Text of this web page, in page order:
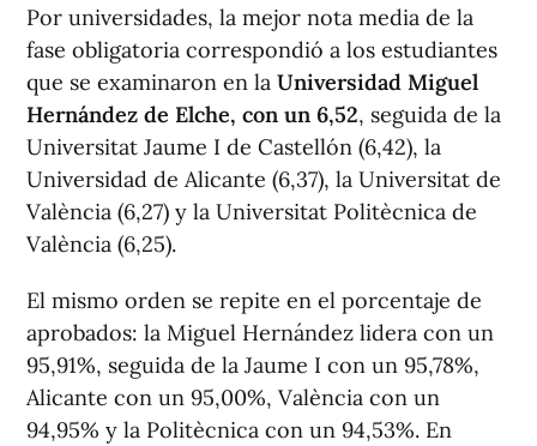
Por universidades, la mejor nota media de la
fase obligatoria correspondió a los estudiantes
que se examinaron en la Universidad Miguel
Hernández de Elche, con un 6,52, seguida de la
Universitat Jaume I de Castellón (6,42), la
Universidad de Alicante (6,37), la Universitat de
València (6,27) y la Universitat Politècnica de
València (6,25).
El mismo orden se repite en el porcentaje de
aprobados: la Miguel Hernández lidera con un
95,91%, seguida de la Jaume I con un 95,78%,
Alicante con un 95,00%, València con un
94,95% y la Politècnica con un 94,53%. En